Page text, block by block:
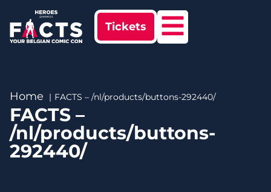
Tickets
Home FACTS – /nl/products/buttons-292440/
FACTS –
/nl/products/buttons-
292440/